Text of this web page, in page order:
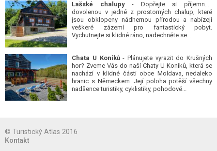
Lašské chalupy- Dopřejte si příjemnou
dovolenou v jedné z prostorných chalup, které
jsou obklopeny nádhernou přírodou a nabízejí
veškeré zázemí pro fantastický pobyt.
Vychutnejte si klidné ráno, nadechněte se...
Chata U Koníků- Plánujete vyrazit do Krušných
hor? Zveme Vás do naší Chaty U Koníků, která se
nachází v klidné části obce Moldava, nedaleko
hranic s Německem. Její poloha potěší všechny
nadšence turistiky, cyklistiky, pohodové...
© Turistický Atlas 2016
Kontakt